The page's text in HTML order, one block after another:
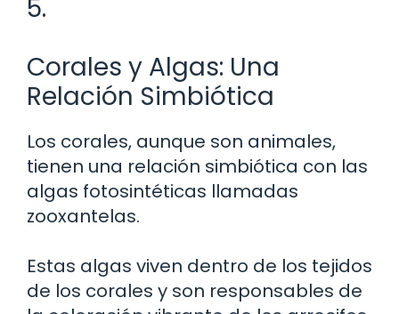
5.
Corales y Algas: Una
Relación Simbiótica
Los corales, aunque son animales,
tienen una relación simbiótica con las
algas fotosintéticas llamadas
zooxantelas.
Estas algas viven dentro de los tejidos
de los corales y son responsables de